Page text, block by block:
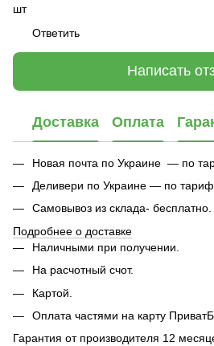
шт
Ответить
Написать
Доставка Оплата
Новая почта по Украине — по
Деливери по Украине — по
Самовывоз из склада- бесплатно.
Подробнее о доставке
Наличными при получении.
На расчотный счот.
Картой.
Оплата частями на карту
Гарантия от производителя 12